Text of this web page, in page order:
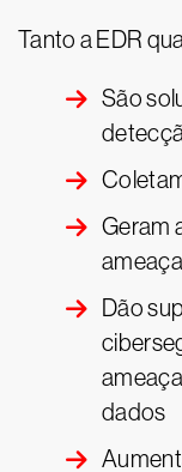
Tanto a EDR
São
Geram
Dão
dados